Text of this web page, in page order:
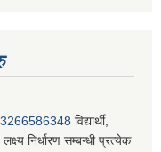
विद्यार्थी,
निर्धारण सम्बन्धी प्रत्येक